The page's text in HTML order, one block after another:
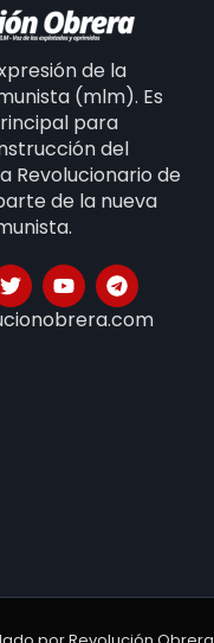
de la
(mlm). Es
para
del
Revolucionario de
de la nueva